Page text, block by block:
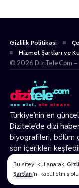
Bu siteyi kullanarak,
Şartları'nı kabul etmiş
Türkiye’nin en
Dizitele’de dizi
biyografileri, bölüm
son içerikleri
© 2026 Tüm Hakları
Gizlilik Politikası
Hizmet Şartları ve
© 2026 DiziTele.Com –